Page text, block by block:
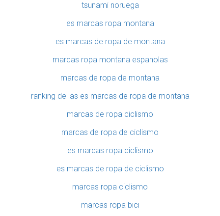
tsunami noruega
es marcas ropa montana
es marcas de ropa de montana
marcas ropa montana espanolas
marcas de ropa de montana
ranking de las es marcas de ropa de montana
marcas de ropa ciclismo
marcas de ropa de ciclismo
es marcas ropa ciclismo
es marcas de ropa de ciclismo
marcas ropa ciclismo
marcas ropa bici